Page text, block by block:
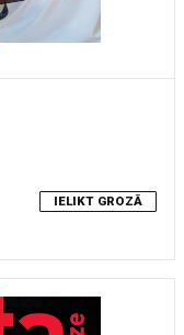
IELIKT GROZĀ